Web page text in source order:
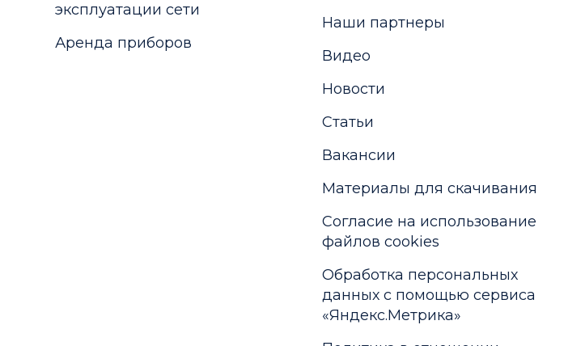
эксплуатации сети
Аренда приборов
Наши партнеры
Видео
Новости
Статьи
Вакансии
Материалы для скачивания
Cогласие на использование
файлов cookies
Обработка персональных
данных с помощью сервиса
«Яндекс.Метрика»